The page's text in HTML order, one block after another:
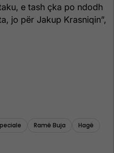
e tash çka po ndodh
jo për Jakup Krasniqin”,
Ramë Buja Hagë